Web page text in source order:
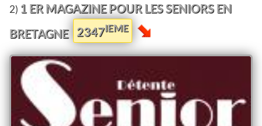
2) 1 ER MAGAZINE POUR LES SENIORS EN
BRETAGNE
2347IEME